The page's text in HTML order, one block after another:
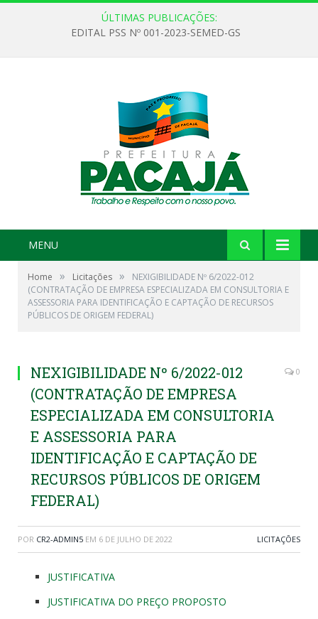
ÚLTIMAS PUBLICAÇÕES:
EDITAL PSS Nº 001-2023-SEMED-GS
MENU
Home » Licitações »
NEXIGIBILIDADE Nº 6/2022-012
(CONTRATAÇÃO DE EMPRESA ESPECIALIZADA EM CONSULTORIA E
ASSESSORIA PARA IDENTIFICAÇÃO E CAPTAÇÃO DE RECURSOS
PÚBLICOS DE ORIGEM FEDERAL)
NEXIGIBILIDADE Nº 6/2022-012
(CONTRATAÇÃO DE EMPRESA
ESPECIALIZADA EM CONSULTORIA
E ASSESSORIA PARA
IDENTIFICAÇÃO E CAPTAÇÃO DE
RECURSOS PÚBLICOS DE ORIGEM
FEDERAL)
0
POR CR2-ADMIN5 EM 6 DE JULHO DE 2022 LICITAÇÕES
JUSTIFICATIVA
JUSTIFICATIVA DO PREÇO PROPOSTO